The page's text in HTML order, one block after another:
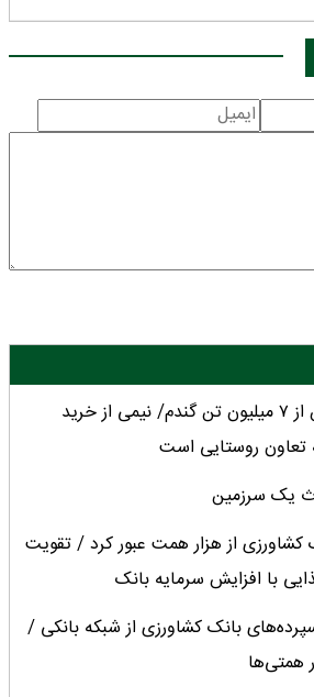
خرید تضمینی بیش از ۷ میلیون تن گندم/ نیمی از خرید
روستایی است
یک سرزمین
کشاورزی از هزار همت عبور کرد / تقویت
با افزایش سرمایه بانک
بانک کشاورزی از شبکه بانکی /
همتی‌ها